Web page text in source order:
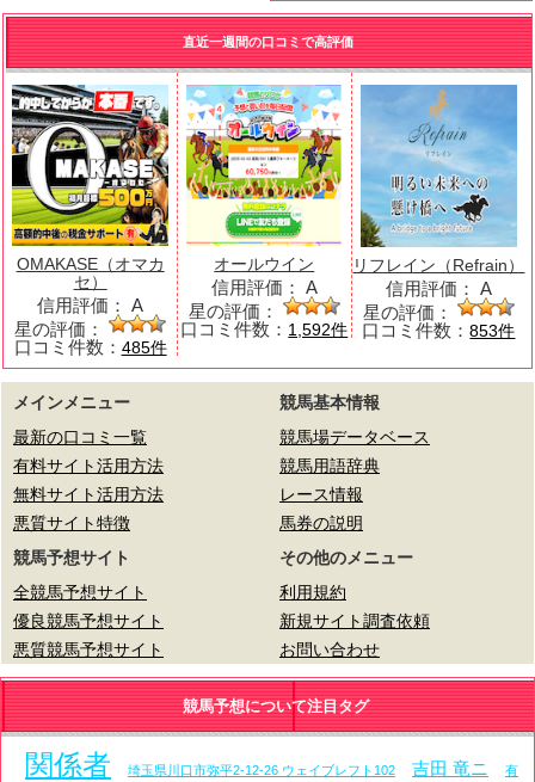
直近一週間の口コミで高評価
OMAKASE（オマカ
セ）
信用評価： A
星の評価：
口コミ件数： 485件
オールウイン
信用評価： A
星の評価：
口コミ件数： 1,592件
リフレイン（Refrain）
信用評価： A
星の評価：
口コミ件数：853件
メインメニュー
最新の口コミ一覧
有料サイト活用方法
無料サイト活用方法
悪質サイト特徴
競馬基本情報
競馬場データベース
競馬用語辞典
レース情報
馬券の説明
競馬予想サイト
全競馬予想サイト
優良競馬予想サイト
悪質競馬予想サイト
その他のメニュー
利用規約
新規サイト調査依頼
お問い合わせ
競馬予想について注目タグ
関係者 埼玉県川口市弥平2-12-26 ウェイブレフト102 吉田 竜ニ 有